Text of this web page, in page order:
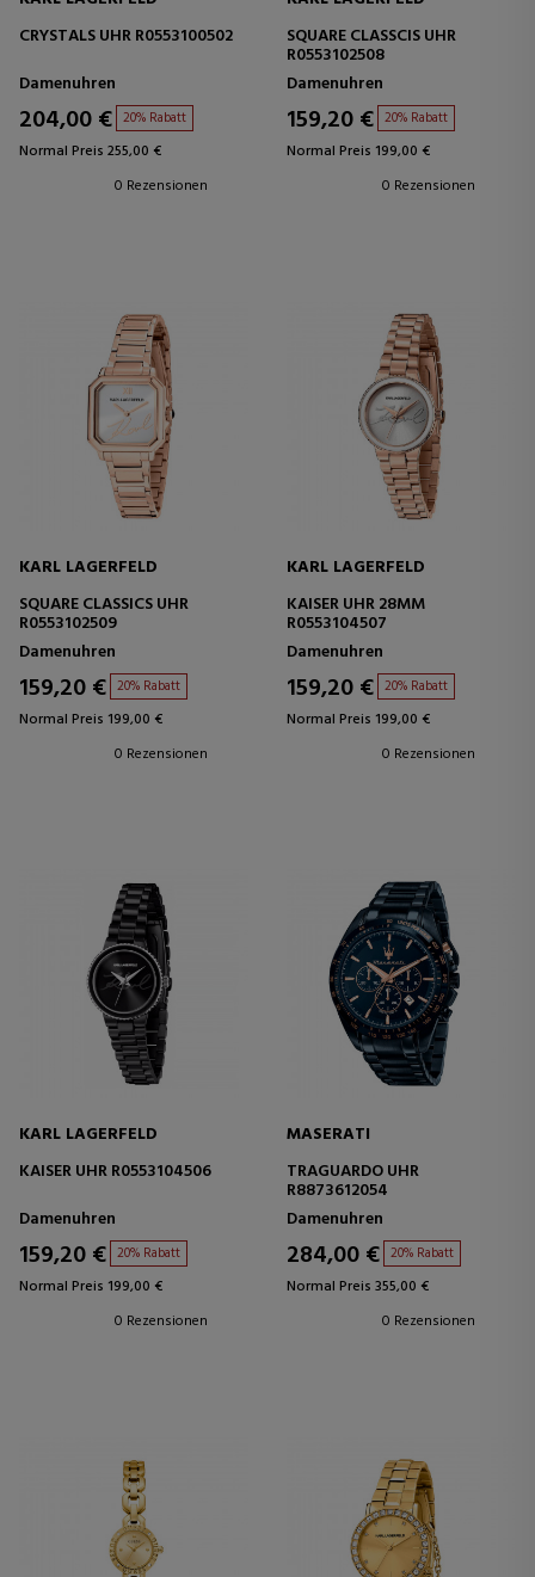
CRYSTALS UHR R0553100502
Damenuhren
204,00 € 20% Rabatt
Normal Preis 255,00 €
0 Rezensionen
SQUARE CLASSCIS UHR
R0553102508
Damenuhren
159,20 € 20% Rabatt
Normal Preis 199,00 €
0 Rezensionen
KARL LAGERFELD
SQUARE CLASSICS UHR
R0553102509
Damenuhren
159,20 € 20% Rabatt
Normal Preis 199,00 €
0 Rezensionen
KARL LAGERFELD
KAISER UHR 28MM
R0553104507
Damenuhren
159,20 € 20% Rabatt
Normal Preis 199,00 €
0 Rezensionen
KARL LAGERFELD
KAISER UHR R0553104506
Damenuhren
159,20 € 20% Rabatt
Normal Preis 199,00 €
0 Rezensionen
MASERATI
TRAGUARDO UHR
R8873612054
Damenuhren
284,00 € 20% Rabatt
Normal Preis 355,00 €
0 Rezensionen